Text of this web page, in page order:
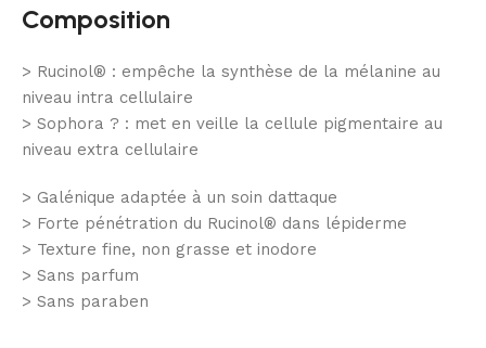
Composition
> Rucinol® : empêche la synthèse de la mélanine au
niveau intra cellulaire
> Sophora ? : met en veille la cellule pigmentaire au
niveau extra cellulaire
> Galénique adaptée à un soin dattaque
> Forte pénétration du Rucinol® dans lépiderme
> Texture fine, non grasse et inodore
> Sans parfum
> Sans paraben